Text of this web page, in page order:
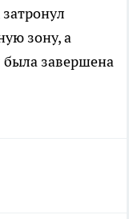
зону, а
была завершена